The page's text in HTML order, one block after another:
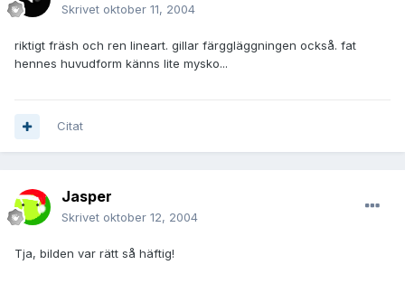
Skrivet oktober 11, 2004
riktigt fräsh och ren lineart. gillar färggläggningen också. fat
hennes huvudform känns lite mysko...
Citat
Jasper
Skrivet oktober 12, 2004
Tja, bilden var rätt så häftig!